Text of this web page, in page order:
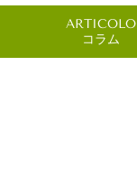
ARTICOLO
コラム